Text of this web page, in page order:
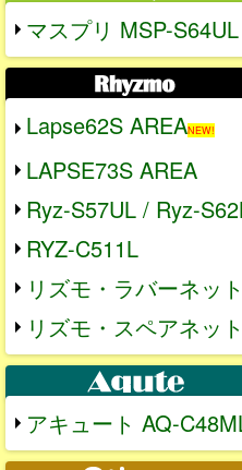
マスプリ MSP-S64UL
Lapse62S AREANEW!
LAPSE73S AREA
Ryz-S57UL / Ryz-
RYZ-C511L
リズモ・ラバーネット
リズモ・スペアネット
アキュート AQ-